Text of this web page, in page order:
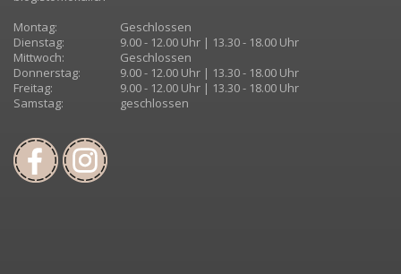
Montag:
Geschlossen
Dienstag:
9.00 - 12.00 Uhr | 13.30 - 18.00 Uhr
Mittwoch:
Geschlossen
Donnerstag:
9.00 - 12.00 Uhr | 13.30 - 18.00 Uhr
Freitag:
9.00 - 12.00 Uhr | 13.30 - 18.00 Uhr
Samstag:
geschlossen